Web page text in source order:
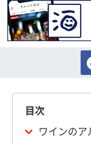
目次
ワインのア